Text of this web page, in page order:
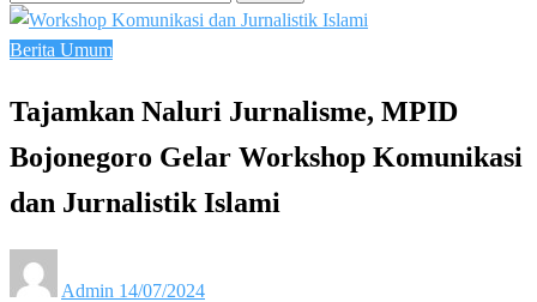
for:
Berita Umum
Tajamkan Naluri Jurnalisme, MPID
Bojonegoro Gelar Workshop Komunikasi
dan Jurnalistik Islami
Admin on
14/07/2024